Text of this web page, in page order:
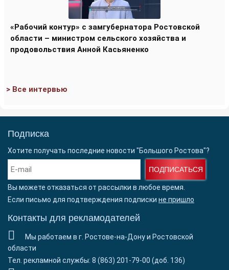
«Рабочий контур» с замгубернатора Ростовской
области – министром сельского хозяйства и
продовольствия Анной Касьяненко
> Все интервью
Подписка
Хотите получать последние новости "Большого Ростова"?
ПОДПИСАТЬСЯ
Вы можете отказаться от рассылки в любое время.
Если письмо для подтверждения подписки не пришло
Контакты для рекламодателей
Мы работаем в г. Ростове-на-Дону и Ростовской
области
Тел. рекламной службы: 8 (863) 201-79-00 (доб. 136)